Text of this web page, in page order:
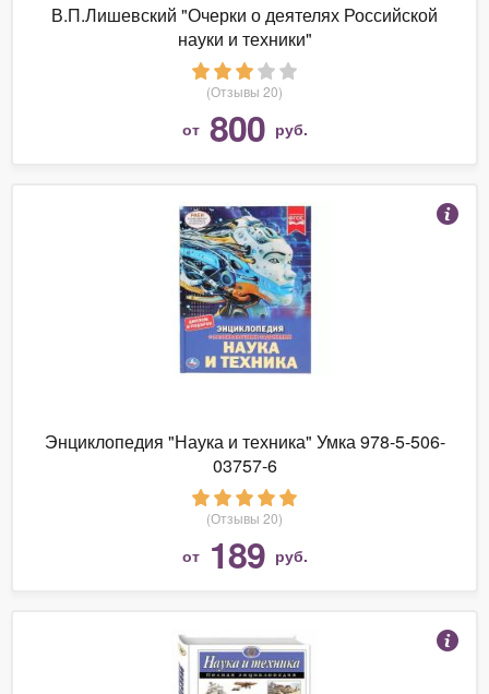
В.П.Лишевский "Очерки о деятелях Российской
науки и техники"
(Отзывы 20)
от 800 руб.
Энциклопедия "Наука и техника" Умка 978-5-506-
03757-6
(Отзывы 20)
от 189 руб.